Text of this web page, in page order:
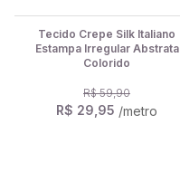
Tecido Crepe Silk Italiano
Estampa Irregular Abstrata
Colorido
R$ 59,90
R$ 29,95 /metro